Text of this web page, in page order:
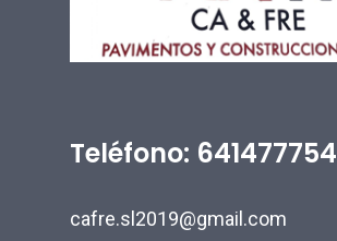
Teléfono: 641477754
cafre.sl2019@gmail.com